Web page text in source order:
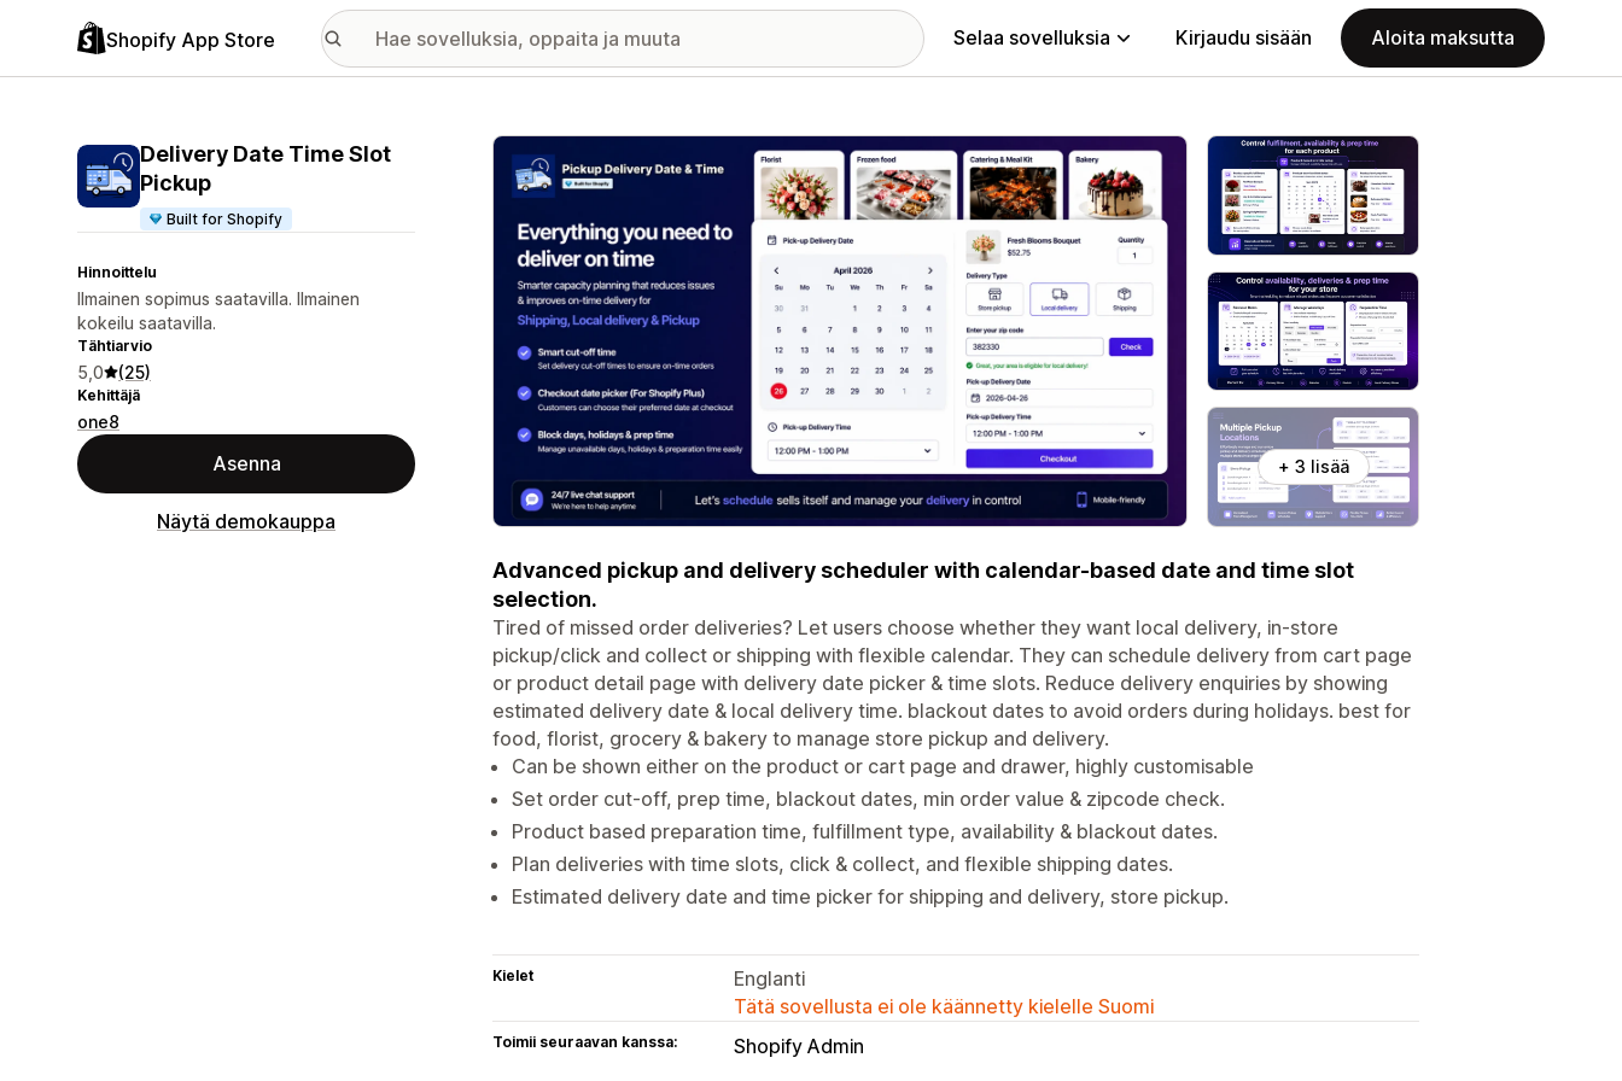
Shopify App Store Selaa sovelluksia Kirjaudu sisään Aloita maksutta
Delivery Date Time Slot
Pickup
Built for Shopify
Hinnoittelu
Ilmainen sopimus saatavilla. Ilmainen
kokeilu saatavilla.
Tähtiarvio
5,0 (25)
Kehittäjä
one8
Asenna
Näytä demokauppa
Esittelykuvagalleria
+ 3 lisää
Advanced pickup and delivery scheduler with calendar-based date and time slot
selection.
Tired of missed order deliveries? Let users choose whether they want local delivery, in-store
pickup/click and collect or shipping with flexible calendar. They can schedule delivery from cart page
or product detail page with delivery date picker & time slots. Reduce delivery enquiries by showing
estimated delivery date & local delivery time. blackout dates to avoid orders during holidays. best for
food, florist, grocery & bakery to manage store pickup and delivery.
Can be shown either on the product or cart page and drawer, highly customisable
Set order cut-off, prep time, blackout dates, min order value & zipcode check.
Product based preparation time, fulfillment type, availability & blackout dates.
Plan deliveries with time slots, click & collect, and flexible shipping dates.
Estimated delivery date and time picker for shipping and delivery, store pickup.
Kielet
Englanti
Tätä sovellusta ei ole käännetty kielelle Suomi
Toimii seuraavan kanssa: Shopify Admin